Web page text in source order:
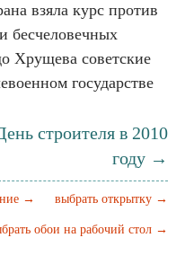
взяла курс против
бесчеловечных
Хрущева советские
государстве
строителя в 2010
году →
выбрать открытку →
→
обои на рабочий стол →